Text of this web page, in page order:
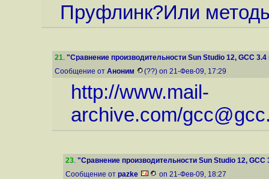
Пруфлинк?Или
21. "Сравнение производительности Sun Studio 12, GCC 3.4
Сообщение от Аноним (??) on 21-Фев-09, 17:29
http://www.mail-
archive.com/
23. "Сравнение производительности Sun Studio 12, GCC
Сообщение от pazke on 21-Фев-09, 18:27